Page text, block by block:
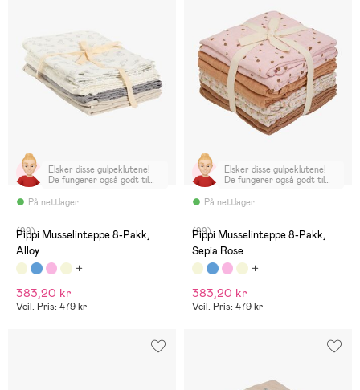
På nettlager
Elsker disse gulpeklutene!
De fungerer også godt til
Anbefales!
(99)
Pippi Musselinteppe 8-Pakk,
Alloy
383,20 kr
Veil. Pris: 479 kr
På nettlager
Elsker disse gulpeklutene!
De fungerer også godt til
Anbefales!
(99)
Pippi Musselinteppe 8-Pakk,
Sepia Rose
383,20 kr
Veil. Pris: 479 kr